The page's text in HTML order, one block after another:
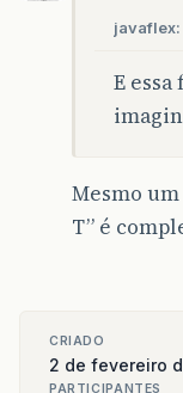
javaflex:
E
Mesmo um
T” é
CRIADO
2 de fevereiro
PARTICIPANTES